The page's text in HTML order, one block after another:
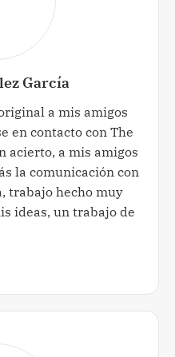
García
a mis amigos
en contacto con The
acierto, a mis amigos
la comunicación con
trabajo hecho muy
ideas, un trabajo de